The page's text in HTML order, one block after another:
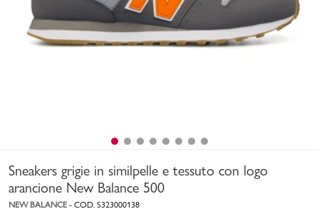
Bambino
Sneakers grigie in similpelle e tessuto con logo
arancione New Balance 500
NEW BALANCE - COD. S323000138